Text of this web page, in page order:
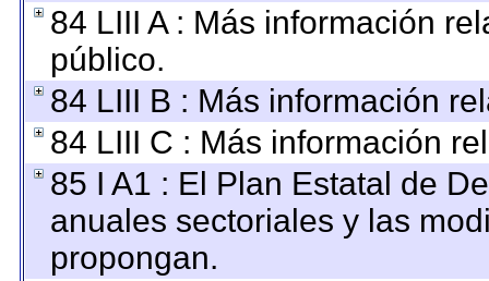
84 LIII A : Más información
público.
84 LIII B : Más información
84 LIII C : Más información
85 I A1 : El Plan Estatal de
anuales sectoriales y las
propongan.